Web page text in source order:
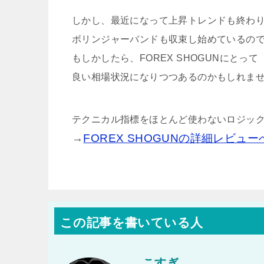
しかし、最近になって上昇トレンドも終わり
ボリンジャーバンドも収束し始めているので
もしかしたら、FOREX SHOGUNにとって
良い相場状況になりつつあるのかもしれませ
テクニカル指標をほとんど使わないロジック
→ FOREX SHOGUNの詳細レビュー
この記事を書いている人